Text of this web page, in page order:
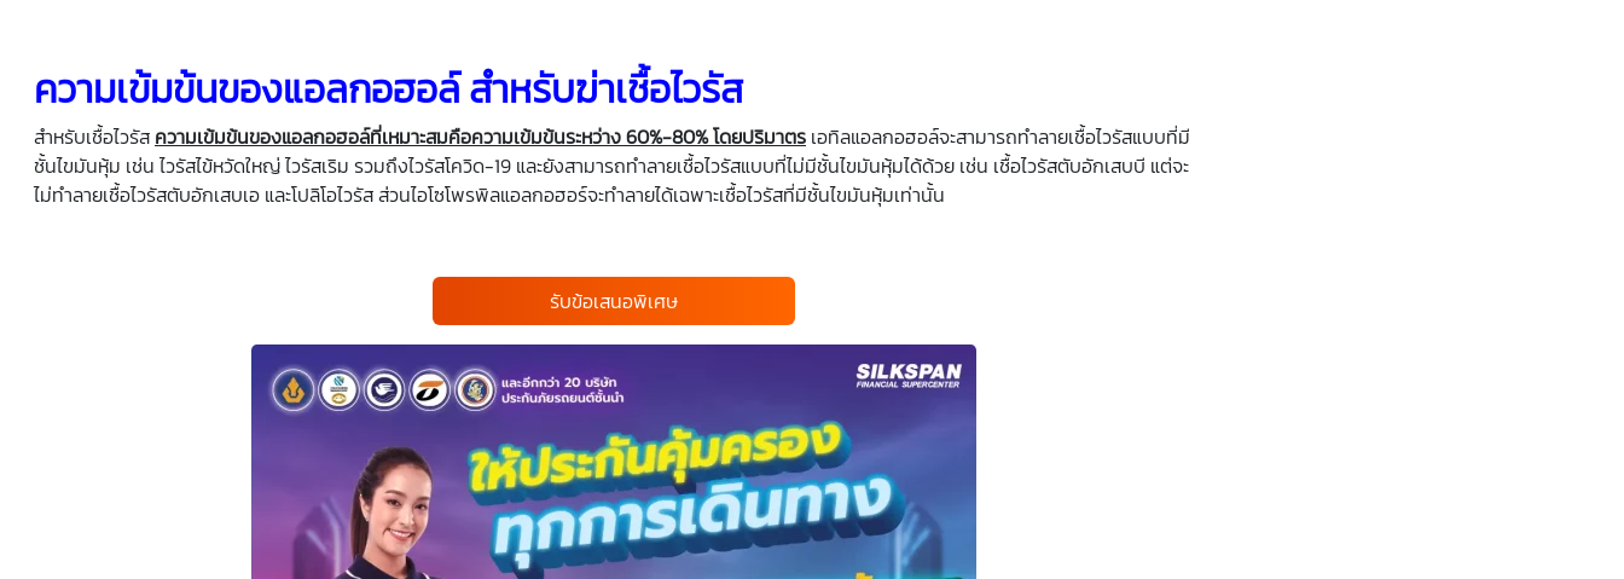
ความเข้มข้นของแอลกอฮอล์ สำหรับฆ่าเชื้อไวรัส
สำหรับเชื้อไวรัส ความเข้มข้นของแอลกอฮอล์ที่เหมาะสมคือความเข้มข้นระหว่าง 60%-80% โดยปริมาตร เอทิลแอลกอฮอล์จะสามารถทำลายเชื้อไวรัสแบบที่มี
ชั้นไขมันหุ้ม เช่น ไวรัสไข้หวัดใหญ่ ไวรัสเริม รวมถึงไวรัสโควิด-19 และยังสามารถทำลายเชื้อไวรัสแบบที่ไม่มีชั้นไขมันหุ้มได้ด้วย เช่น เชื้อไวรัสตับอักเสบบี แต่จะ
ไม่ทำลายเชื้อไวรัสตับอักเสบเอ และโปลิโอไวรัส ส่วนไอโซโพรพิลแอลกอฮอร์จะทำลายได้เฉพาะเชื้อไวรัสที่มีชั้นไขมันหุ้มเท่านั้น
รับข้อเสนอพิเศษ